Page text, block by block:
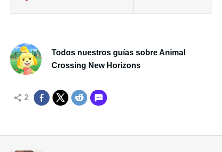
Todos nuestros guías sobre Animal
Crossing New Horizons
2